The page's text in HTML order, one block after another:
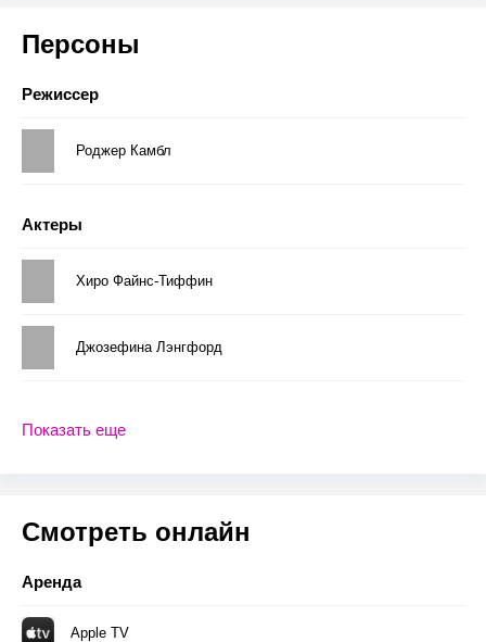
Персоны
Режиссер
Роджер Камбл
Актеры
Хиро Файнс-Тиффин
Джозефина Лэнгфорд
Показать еще
Смотреть онлайн
Аренда
Apple TV